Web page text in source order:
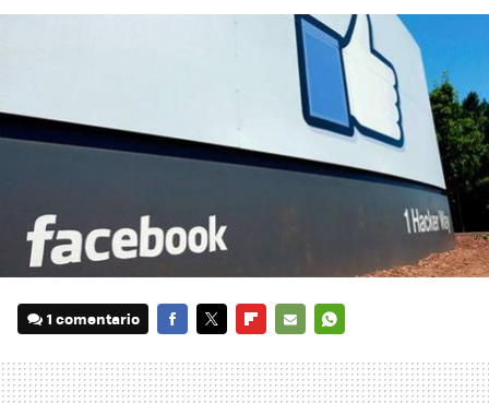
1 comentario
MAIL